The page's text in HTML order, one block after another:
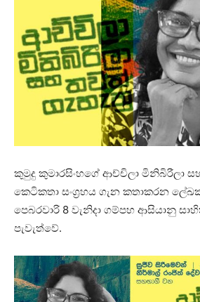
කුමුදු කුමාරසිංහගේ ආච්චිලා මිනිබිරීලා
කෙටිකතා සංග්‍රහය ගැන කතාකරන
පෙබරවාරි 8 වැනිදා ගම්පහ ආසියානු
පැවැත්වේ.